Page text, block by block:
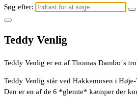
Søg efter:
Teddy Venlig
Teddy Venlig er en af Thomas Dambo´s
Teddy Venlig står ved Hakkemosen i Høje-
Den er en af de 6 *glemte* kæmper der